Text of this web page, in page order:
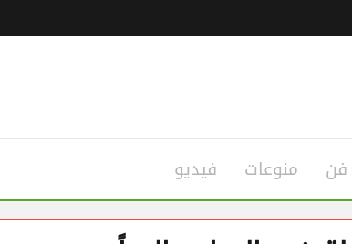
فن منوعات فيديو